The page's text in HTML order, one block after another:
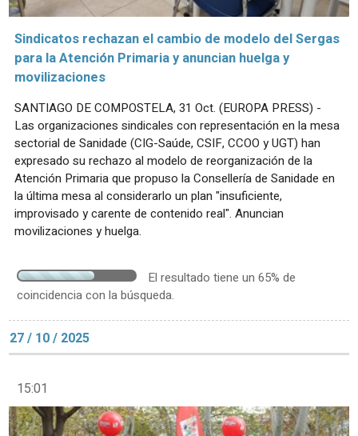
Sindicatos rechazan el cambio de modelo del Sergas
para la Atención Primaria y anuncian huelga y
movilizaciones
SANTIAGO DE COMPOSTELA, 31 Oct. (EUROPA PRESS) -
Las organizaciones sindicales con representación en la mesa
sectorial de Sanidade (CIG-Saúde, CSIF, CCOO y UGT) han
expresado su rechazo al modelo de reorganización de la
Atención Primaria que propuso la Consellería de Sanidade en
la última mesa al considerarlo un plan "insuficiente,
improvisado y carente de contenido real". Anuncian
movilizaciones y huelga.
El resultado tiene un 65% de
coincidencia con la búsqueda.
27 / 10 / 2025
15:01